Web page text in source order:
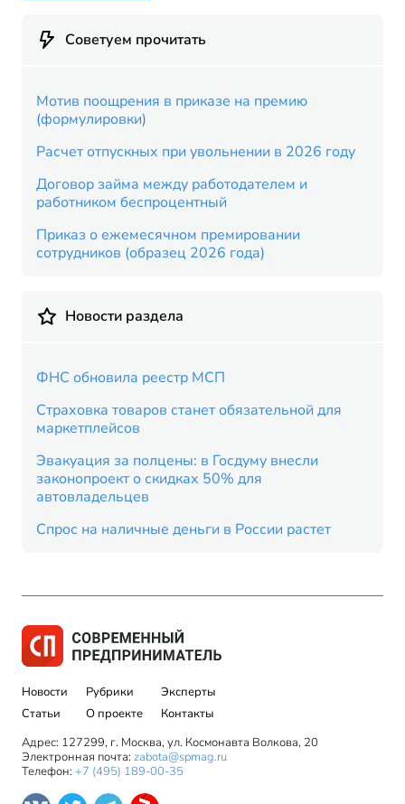
Советуем прочитать
Мотив поощрения в приказе на премию
(формулировки)
Расчет отпускных при увольнении в 2026 году
Договор займа между работодателем и
работником беспроцентный
Приказ о ежемесячном премировании
сотрудников (образец 2026 года)
Новости раздела
ФНС обновила реестр МСП
Страховка товаров станет обязательной для
маркетплейсов
Эвакуация за полцены: в Госдуму внесли
законопроект о скидках 50% для
автовладельцев
Спрос на наличные деньги в России растет
Новости
Статьи
Рубрики
О проекте
Эксперты
Контакты
Адрес: 127299, г. Москва, ул. Космонавта Волкова, 20
Электронная почта: zabota@spmag.ru
Телефон: +7 (495) 189-00-35